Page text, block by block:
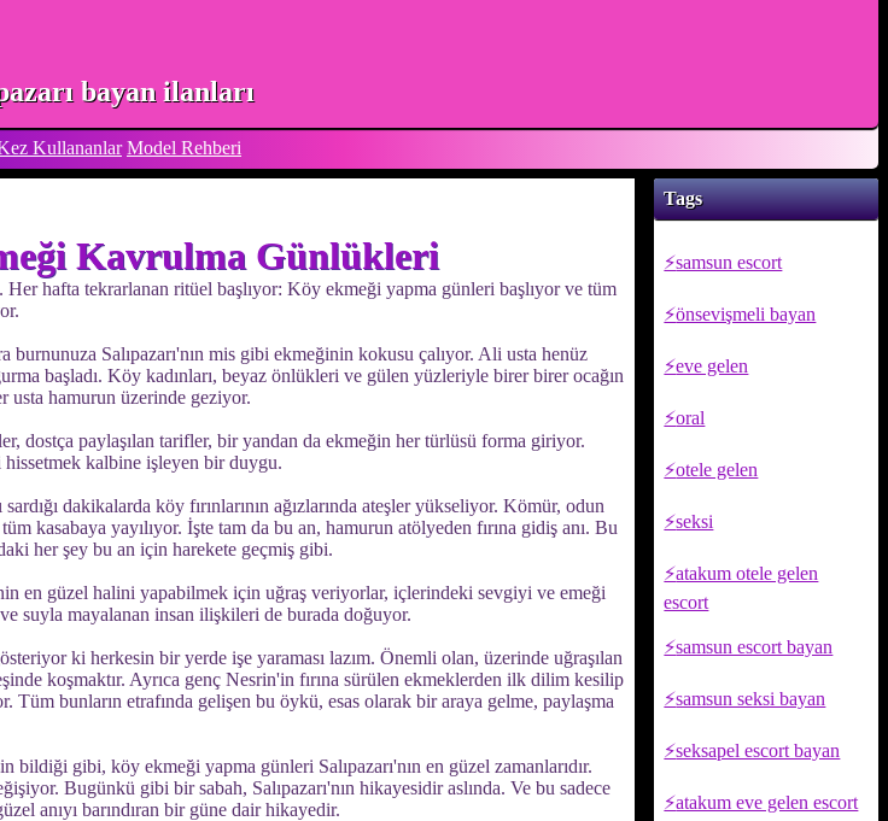
bayan ilanları
Kullananlar Model Rehberi
Tags
samsun escort
önsevişmeli bayan
eve gelen
oral
otele gelen
seksi
atakum otele gelen
escort
samsun escort bayan
samsun seksi bayan
seksapel escort bayan
atakum eve gelen escort
Kavrulma Günlükleri
Her hafta tekrarlanan ritüel başlıyor: Köy ekmeği yapma günleri başlıyor ve tüm
Salıpazarı'nın mis gibi ekmeğinin kokusu çalıyor. Ali usta henüz
başladı. Köy kadınları, beyaz önlükleri ve gülen yüzleriyle birer birer ocağın
usta hamurun üzerinde geziyor.
dostça paylaşılan tarifler, bir yandan da ekmeğin her türlüsü forma giriyor.
hissetmek kalbine işleyen bir duygu.
dakikalarda köy fırınlarının ağızlarında ateşler yükseliyor. Kömür, odun
kasabaya yayılıyor. İşte tam da bu an, hamurun atölyeden fırına gidiş anı. Bu
her şey bu an için harekete geçmiş gibi.
en güzel halini yapabilmek için uğraş veriyorlar, içlerindeki sevgiyi ve emeği
suyla mayalanan insan ilişkileri de burada doğuyor.
ki herkesin bir yerde işe yaraması lazım. Önemli olan, üzerinde uğraşılan
koşmaktır. Ayrıca genç Nesrin'in fırına sürülen ekmeklerden ilk dilim kesilip
Tüm bunların etrafında gelişen bu öykü, esas olarak bir araya gelme, paylaşma
bildiği gibi, köy ekmeği yapma günleri Salıpazarı'nın en güzel zamanlarıdır.
Bugünkü gibi bir sabah, Salıpazarı'nın hikayesidir aslında. Ve bu sadece
anıyı barındıran bir güne dair hikayedir.